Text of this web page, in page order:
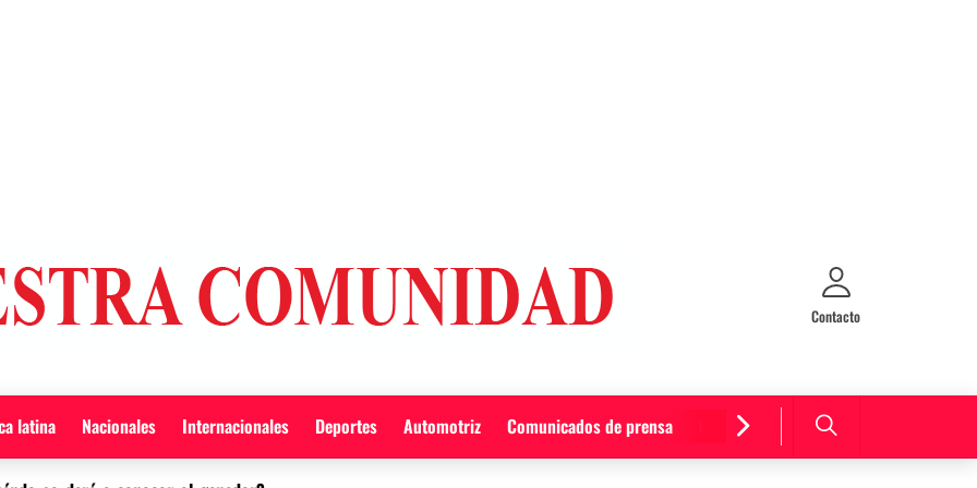
Contacto
latina Nacionales Internacionales Deportes Automotriz Comunicados de prensa Cultura y entretenimiento